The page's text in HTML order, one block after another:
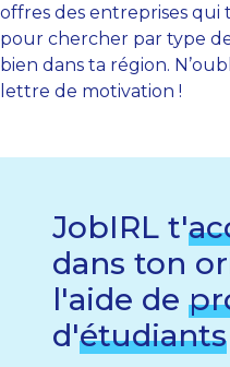
offres des entreprises qui
pour chercher par type
bien dans ta région.
lettre de motivation !
JobIRL t'
dans ton
l'aide de
d'étudiants